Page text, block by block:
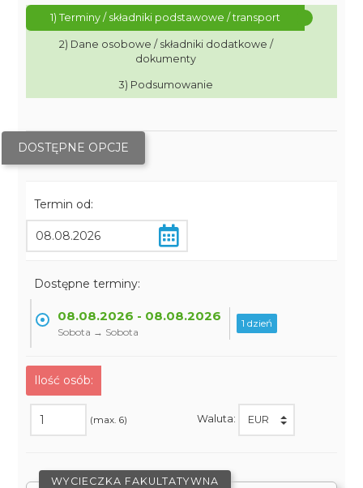
1) Terminy / składniki podstawowe / transport
2) Dane osobowe / składniki dodatkowe /
dokumenty
3) Podsumowanie
DOSTĘPNE OPCJE
Termin od:
Dostępne terminy:
08.08.2026 - 08.08.2026
Sobota → Sobota
1 dzień
Ilość osób:
(max. 6) Waluta:
WYCIECZKA FAKULTATYWNA